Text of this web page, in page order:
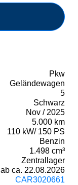
Pkw
Geländewagen
5
Schwarz
Nov / 2025
5.000 km
110 kW/ 150 PS
Benzin
1.498 cm³
Zentrallager
ab ca. 22.08.2026
CAR3020661